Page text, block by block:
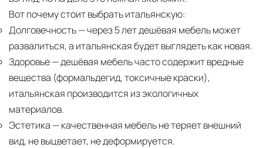
Вот почему стоит выбрать итальянскую:
Долговечность— через 5 лет дешёвая мебель может
развалиться, а итальянская будет выглядеть как новая.
Здоровье— дешёвая мебель часто содержит вредные
вещества (формальдегид, токсичные краски),
итальянская производится из экологичных
материалов.
Эстетика — качественная мебель не теряет внешний
вид, не выцветает, не деформируется.